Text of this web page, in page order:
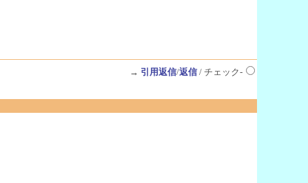
→ 引用返信/返信/ チェック-